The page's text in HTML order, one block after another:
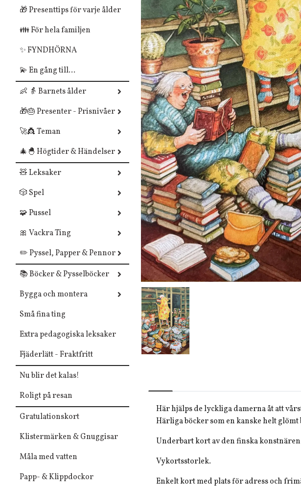
🎁 Presenttips för varje ålder
👪 För hela familjen
✨ FYNDHÖRNA
💫 En gång till...
👶 👵 Barnets ålder
🎁🎂 Presenter - Prisnivåer
🚀👸 Teman
🎄🐣 Högtider & Händelser
🧸 Leksaker
🎲 Spel
🧩 Pussel
🎀 Vackra Ting
✏️ Pyssel, Papper & Pennor
📚 Böcker & Pysselböcker
Bygga och montera
Små fina ting
Extra pedagogiska leksaker
Fjäderlätt - Fraktfritt
Nu blir det kalas!
Roligt på resan
Gratulationskort
Klistermärken & Gnuggisar
Måla med vatten
Papp- & Klippdockor
Här hjälps de lyckliga damerna åt att
Härliga böcker som en kanske helt glömt
Underbart kort av den finska
Vykortsstorlek.
Enkelt kort med plats för adress och